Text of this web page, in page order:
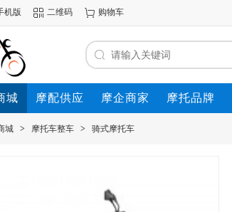
机版 二维码 购物车
城 摩配供应 摩企商家 摩托品牌
城 > 摩托车整车 > 骑式摩托车